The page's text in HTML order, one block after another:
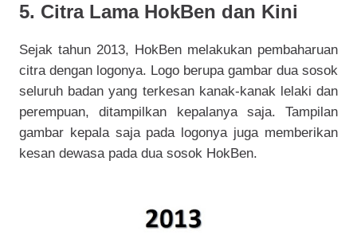
5. Citra Lama HokBen dan Kini
Sejak tahun 2013, HokBen melakukan pembaharuan
citra dengan logonya. Logo berupa gambar dua sosok
seluruh badan yang terkesan kanak-kanak lelaki dan
perempuan, ditampilkan kepalanya saja. Tampilan
gambar kepala saja pada logonya juga memberikan
kesan dewasa pada dua sosok HokBen.